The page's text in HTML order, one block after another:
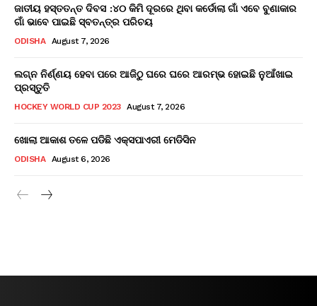
ଜାତୀୟ ହସ୍ତତନ୍ତ ଦିବସ :୪୦ କିମି ଦୂରରେ ଥିବା କର୍ଡୋଲା ଗାଁ ଏବେ ବୁଣାକାର
ଗାଁ ଭାବେ ପାଇଛି ସ୍ବତନ୍ତ୍ର ପରିଚୟ
ODISHA August 7, 2026
ଲଗ୍ନ ନିର୍ଣ୍ଣୟ ହେବା ପରେ ଆଜିଠୁ ଘରେ ଘରେ ଆରମ୍ଭ ହୋଇଛି ନୁଆଁଖାଇ
ପ୍ରସ୍ତୁତି
HOCKEY WORLD CUP 2023 August 7, 2026
ଖୋଲା ଆକାଶ ତଳେ ପଡିଛି ଏକ୍ସପାଏରୀ ମେଡିସିନ
ODISHA August 6, 2026